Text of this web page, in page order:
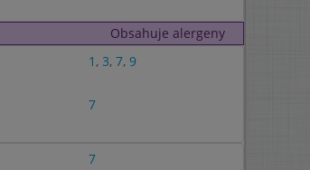
Obsahuje alergeny
1 , 3, 7, 9
7
7